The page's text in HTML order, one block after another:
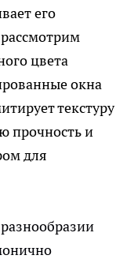
его
цвета
окна
текстуру
прочность и
для